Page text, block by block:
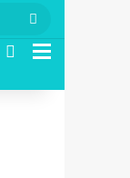
Cerca